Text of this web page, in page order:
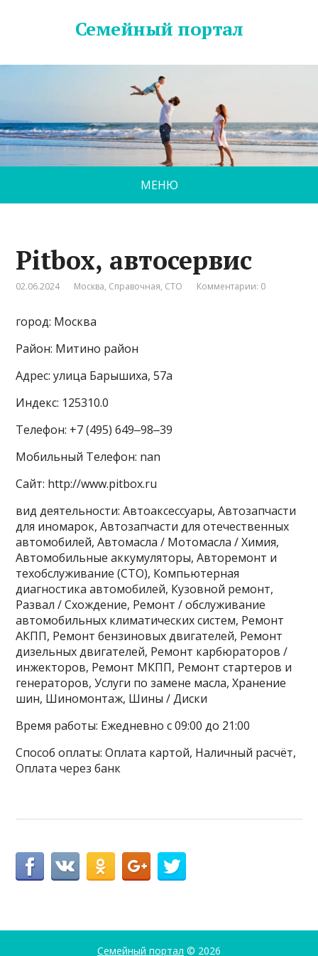
Семейный портал
МЕНЮ
Pitbox, автосервис
02.06.2024 Москва, Справочная, СТО Комментарии: 0
город: Москва
Район: Митино район
Адрес: улица Барышиха, 57а
Индекс: 125310.0
Телефон: +7 (495) 649‒98‒39
Мобильный Телефон: nan
Сайт: http://www.pitbox.ru
вид деятельности: Автоаксессуары, Автозапчасти
для иномарок, Автозапчасти для отечественных
автомобилей, Автомасла / Мотомасла / Химия,
Автомобильные аккумуляторы, Авторемонт и
техобслуживание (СТО), Компьютерная
диагностика автомобилей, Кузовной ремонт,
Развал / Схождение, Ремонт / обслуживание
автомобильных климатических систем, Ремонт
АКПП, Ремонт бензиновых двигателей, Ремонт
дизельных двигателей, Ремонт карбюраторов /
инжекторов, Ремонт МКПП, Ремонт стартеров и
генераторов, Услуги по замене масла, Хранение
шин, Шиномонтаж, Шины / Диски
Время работы: Ежедневно с 09:00 до 21:00
Способ оплаты: Оплата картой, Наличный расчёт,
Оплата через банк
Семейный портал © 2026